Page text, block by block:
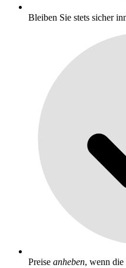
Bleiben Sie stets sicher
Preise anheben, wenn die